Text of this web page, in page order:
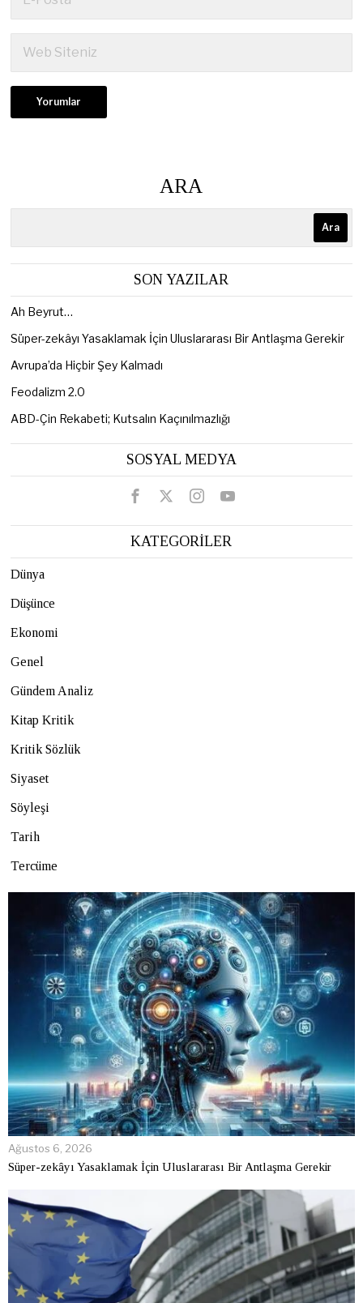
ARA
Ara
SON YAZILAR
Ah Beyrut…
Süper-zekâyı Yasaklamak İçin Uluslararası Bir Antlaşma Gerekir
Avrupa’da Hiçbir Şey Kalmadı
Feodalizm 2.0
ABD-Çin Rekabeti; Kutsalın Kaçınılmazlığı
SOSYAL MEDYA
KATEGORİLER
Dünya
Düşünce
Ekonomi
Genel
Gündem Analiz
Kitap Kritik
Kritik Sözlük
Siyaset
Söyleşi
Tarih
Tercüme
Ağustos 6, 2026
Süper-zekâyı Yasaklamak İçin Uluslararası Bir Antlaşma Gerekir